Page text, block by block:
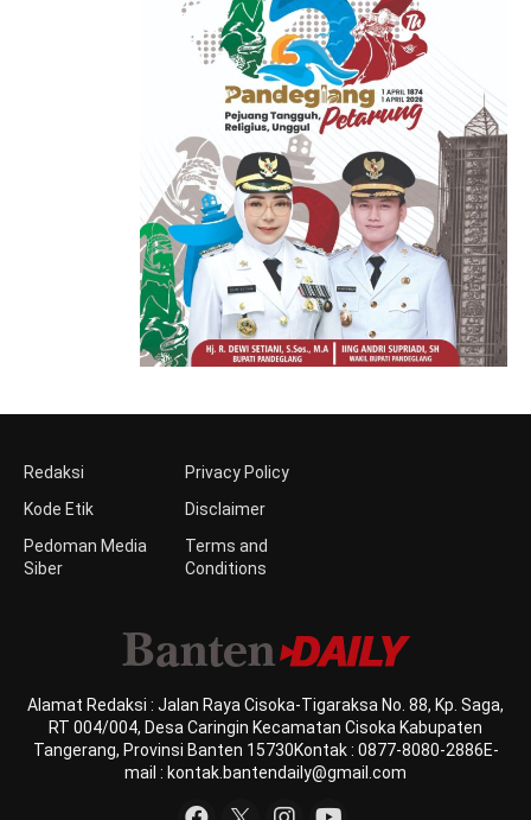
Redaksi
Kode Etik
Pedoman Media
Siber
Privacy Policy
Disclaimer
Terms and
Conditions
Alamat Redaksi : Jalan Raya Cisoka-Tigaraksa No. 88, Kp. Saga,
RT 004/004, Desa Caringin Kecamatan Cisoka Kabupaten
Tangerang, Provinsi Banten 15730Kontak : 0877-8080-2886E-
mail : kontak.bantendaily@gmail.com